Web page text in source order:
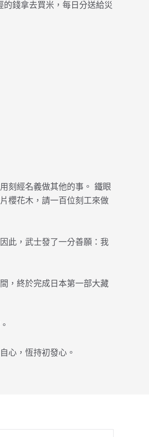
錢拿去買米，每日分送給災
刻經名義做其他的事。 鐵眼
櫻花木，請一百位刻工來做
此，武士發了一分善願：我
，終於完成日本第一部大藏
心，恆持初發心。